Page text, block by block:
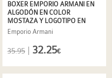
BOXER EMPORIO ARMANI EN
ALGODÓN EN COLOR
MOSTAZA Y LOGOTIPO EN
ETIQUETA
Emporio Armani
35.95 32.25€